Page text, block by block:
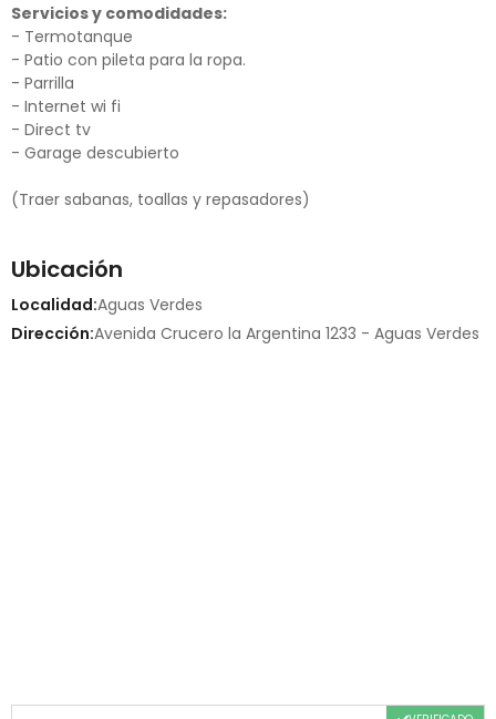
Servicios y comodidades:
- Termotanque
- Patio con pileta para la ropa.
- Parrilla
- Internet wi fi
- Direct tv
- Garage descubierto
(Traer sabanas, toallas y repasadores)
Ubicación
Localidad:Aguas Verdes
Dirección:Avenida Crucero la Argentina 1233 - Aguas Verdes